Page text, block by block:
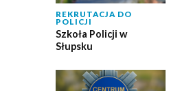
REKRUTACJA DO
POLICJI
Szkoła Policji w
Słupsku